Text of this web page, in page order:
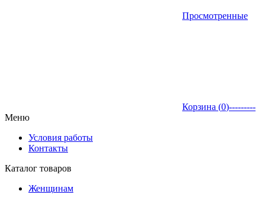
Просмотренные
Корзина (0)---------
Меню
Условия работы
Контакты
Каталог товаров
Женщинам